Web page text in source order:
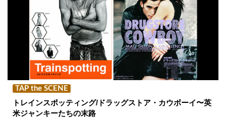
TAP the SCENE
トレインスポッティング/ドラッグストア・カウボーイ〜英
米ジャンキーたちの末路